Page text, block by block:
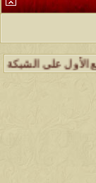
الشبكة